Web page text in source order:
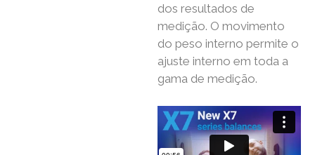
dos resultados de
medição. O movimento
do peso interno permite o
ajuste interno em toda a
gama de medição.